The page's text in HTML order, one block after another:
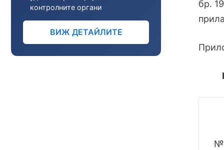
бр.
№
контролните органи
ВИЖ ДЕТАЙЛИТЕ